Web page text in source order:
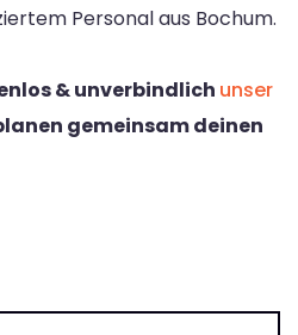
Personal aus Bochum.
& unverbindlich unser
gemeinsam deinen